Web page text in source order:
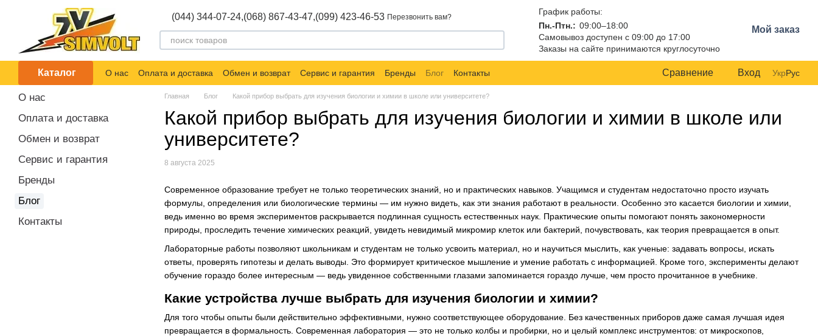
Перейти к основному контенту
(044) 344-07-24,(068) 867-43-47,(099) 423-46-53 Перезвонить вам?
График работы:
Пн.-Птн.: 09:00–18:00
Самовывоз доступен с 09:00 до 17:00
Заказы на сайте принимаются круглосуточно
Мой заказ
Каталог О нас Оплата и доставка Обмен и возврат Сервис и гарантия Бренды Блог Контакты Сравнение Вход УкрРус
Главная Блог Какой прибор выбрать для изучения биологии и химии в школе или университете?
Какой прибор выбрать для изучения биологии и химии в школе или
университете?
8 августа 2025
Современное образование требует не только теоретических знаний, но и практических навыков. Учащимся и студентам недостаточно просто изучать
формулы, определения или биологические термины — им нужно видеть, как эти знания работают в реальности. Особенно это касается биологии и химии,
ведь именно во время экспериментов раскрывается подлинная сущность естественных наук. Практические опыты помогают понять закономерности
природы, проследить течение химических реакций, увидеть невидимый микромир клеток или бактерий, почувствовать, как теория превращается в опыт.
Лабораторные работы позволяют школьникам и студентам не только усвоить материал, но и научиться мыслить, как ученые: задавать вопросы, искать
ответы, проверять гипотезы и делать выводы. Это формирует критическое мышление и умение работать с информацией. Кроме того, эксперименты делают
обучение гораздо более интересным — ведь увиденное собственными глазами запоминается гораздо лучше, чем просто прочитанное в учебнике.
Какие устройства лучше выбрать для изучения биологии и химии?
Для того чтобы опыты были действительно эффективными, нужно соответствующее оборудование. Без качественных приборов даже самая лучшая идея
превращается в формальность. Современная лаборатория — это не только колбы и пробирки, но и целый комплекс инструментов: от микроскопов,
О нас
Оплата и доставка
Обмен и возврат
Сервис и гарантия
Бренды
Блог
Контакты